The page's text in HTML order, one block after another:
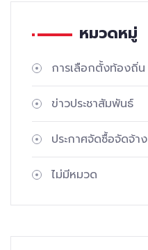
หมวดหมู่
การเลือกตั้งท้องถิ่น
ข่าวประชาสัมพันธ์
ประกาศจัดซื้อจัดจ้าง
ไม่มีหมวด